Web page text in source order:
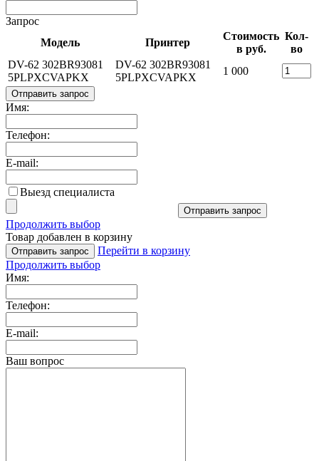
Запрос
Модель
Принтер
Стоимость
в руб.
Кол-
во
DV-62 302BR93081
5PLPXCVAPKX
DV-62 302BR93081
5PLPXCVAPKX
1 000
Отправить запрос
Имя:
Телефон:
E-mail:
Выезд специалиста
Отправить запрос
Продолжить выбор
Товар добавлен в корзину
Отправить запрос
Перейти в корзину
Продолжить выбор
Имя:
Телефон:
E-mail:
Ваш вопрос